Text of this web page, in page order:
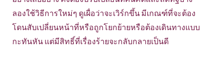
ลองใช้วิธีการใหม่ๆ ดูเผื่อว่าจะเวิร์กขึ้น มีเกณฑ์ที่จะต้อง
โดนสับเปลี่ยนหน้าที่หรือถูกโยกย้ายหรือต้องเดินทางแบบ
กะทันหัน แต่มีสิทธิ์ที่เรื่องร้ายจะกลับกลายเป็นดี